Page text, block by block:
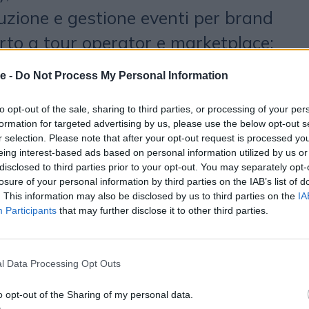
- Do Not Process My Personal Information
opt-out of the sale, sharing to third parties, or processing of your
for targeted advertising by us, please use the below opt-out
selection. Please note that after your opt-out request is processed
interest-based ads based on personal information utilized by us
to third parties prior to your opt-out. You may separately
of your personal information by third parties on the IAB’s list of
This information may also be disclosed by us to third parties on the
Participants that may further disclose it to other third parties.
Data Processing Opt Outs
opt-out of the Sharing of my personal data.
e gestione eventi per brand
a tour operator e marketplace:
produttiva già rodata,
qualificati selezionati, formati e
Il core business è chiaro:
per community, in tutto il
per un approccio fortemente
un team interno di oltre 15
di 170 risorse distribuite
di attivarsi rapidamente su
si affianca
, la divisione dedicata a contenuti,